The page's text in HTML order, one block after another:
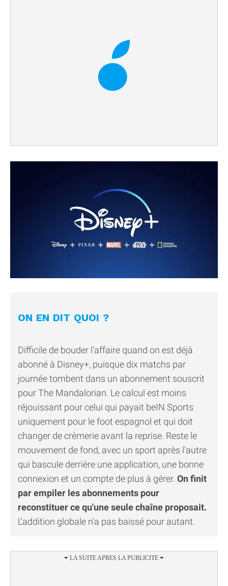
ON EN DIT QUOI ?
Difficile de bouder l'affaire quand on est déjà
abonné à Disney+, puisque dix matchs par
journée tombent dans un abonnement souscrit
pour The Mandalorian. Le calcul est moins
réjouissant pour celui qui payait beIN Sports
uniquement pour le foot espagnol et qui doit
changer de crèmerie avant la reprise. Reste le
mouvement de fond, avec un sport après l'autre
qui bascule derrière une application, une bonne
connexion et un compte de plus à gérer. On finit
par empiler les abonnements pour
reconstituer ce qu'une seule chaîne proposait.
L'addition globale n'a pas baissé pour autant.